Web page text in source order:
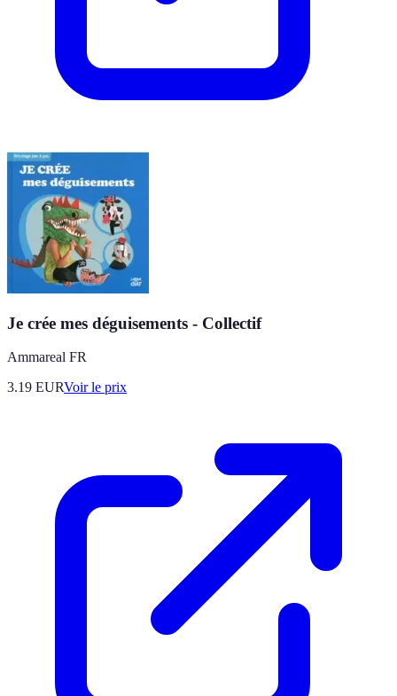
Je crée mes déguisements - Collectif
Ammareal FR
3.19 EURVoir le prix